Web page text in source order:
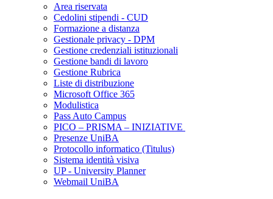
Area riservata
Cedolini stipendi - CUD
Formazione a distanza
Gestionale privacy - DPM
Gestione credenziali istituzionali
Gestione bandi di lavoro
Gestione Rubrica
Liste di distribuzione
Microsoft Office 365
Modulistica
Pass Auto Campus
PICO – PRISMA – INIZIATIVE
Presenze UniBA
Protocollo informatico (Titulus)
Sistema identità visiva
UP - University Planner
Webmail UniBA